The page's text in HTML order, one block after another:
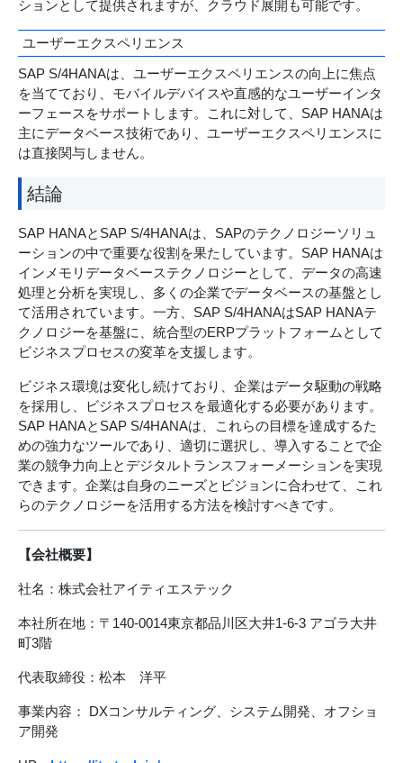
ションとして提供されますが、クラウド展開も可能です。
ユーザーエクスペリエンス
SAP S/4HANAは、ユーザーエクスペリエンスの向上に焦点
を当てており、モバイルデバイスや直感的なユーザーインタ
ーフェースをサポートします。これに対して、SAP HANAは
主にデータベース技術であり、ユーザーエクスペリエンスに
は直接関与しません。
結論
SAP HANAとSAP S/4HANAは、SAPのテクノロジーソリュ
ーションの中で重要な役割を果たしています。SAP HANAは
インメモリデータベーステクノロジーとして、データの高速
処理と分析を実現し、多くの企業でデータベースの基盤とし
て活用されています。一方、SAP S/4HANAはSAP HANAテ
クノロジーを基盤に、統合型のERPプラットフォームとして
ビジネスプロセスの変革を支援します。
ビジネス環境は変化し続けており、企業はデータ駆動の戦略
を採用し、ビジネスプロセスを最適化する必要があります。
SAP HANAとSAP S/4HANAは、これらの目標を達成するた
めの強力なツールであり、適切に選択し、導入することで企
業の競争力向上とデジタルトランスフォーメーションを実現
できます。企業は自身のニーズとビジョンに合わせて、これ
らのテクノロジーを活用する方法を検討すべきです。
【会社概要】
社名：株式会社アイティエステック
本社所在地：〒140-0014東京都品川区大井1-6-3 アゴラ大井
町3階
代表取締役：松本 洋平
事業内容： DXコンサルティング、システム開発、オフショ
ア開発